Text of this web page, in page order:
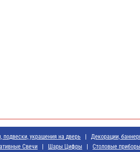
подвески, украшения на дверь
Декорации,
Свечи Шары Цифры
Cтоловые приборы